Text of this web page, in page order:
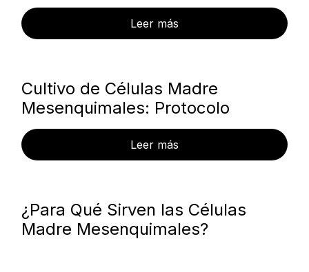
Leer más
Cultivo de Células Madre
Mesenquimales: Protocolo
Leer más
¿Para Qué Sirven las Células
Madre Mesenquimales?